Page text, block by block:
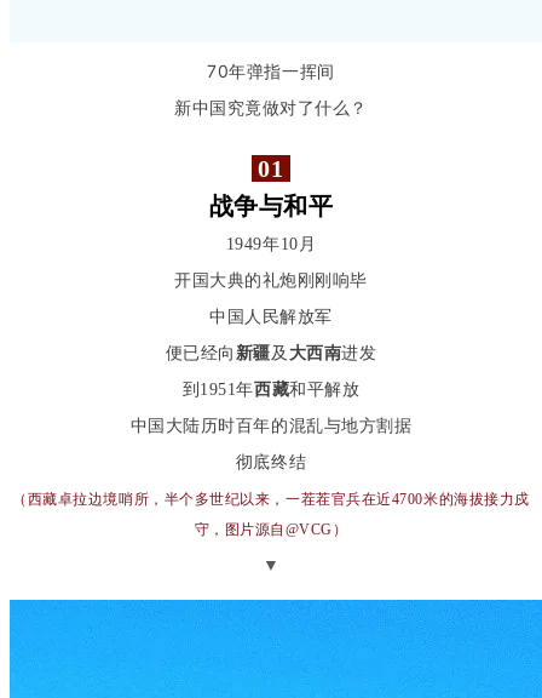
70年弹指一挥间
新中国究竟做对了什么？
01
战争与和平
1949年10月
开国大典的礼炮刚刚响毕
中国人民解放军
便已经向 新疆及 大西南进发
到1951年西藏和平解放
中国大陆历时百年的混乱与地方割据
彻底终结
（西藏卓拉边境哨所，半个多世纪以来，一茬茬官兵在近4700米的海拔接力戍
守，图片源自@VCG）
▼